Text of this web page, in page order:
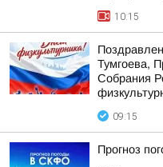
10:15
Тумгоева,
Собрания
09:15
Прогноз